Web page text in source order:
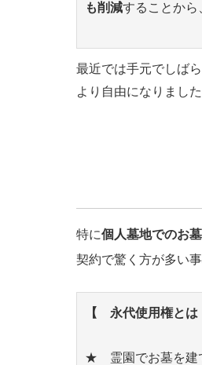
も削減することから
最近では手元でしば
より自由になりました
特に個人墓地でのお
契約で驚く方が多い事
【 永代使用権と
★ 霊園でお墓を建